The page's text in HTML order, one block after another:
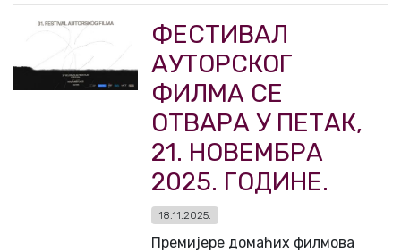
ФЕСТИВАЛ
АУТОРСКОГ
ФИЛМА СЕ
ОТВАРА У ПЕТАК,
21. НОВЕМБРА
2025. ГОДИНЕ.
18.11.2025.
Премијере домаћих филмова